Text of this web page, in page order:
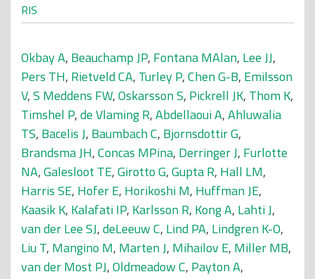
RIS
Okbay A, Beauchamp JP, Fontana MAlan, Lee JJ,
Pers TH, Rietveld CA, Turley P,Chen G-B, Emilsson
V,S Meddens FW,Oskarsson S, Pickrell JK, Thom K,
Timshel P,de Vlaming R,Abdellaoui A,Ahluwalia
TS, Bacelis J, Baumbach C, Bjornsdottir G,
Brandsma JH,Concas MPina, Derringer J, Furlotte
NA,Galesloot TE,Girotto G,Gupta R, Hall LM,
Harris SE, Hofer E, Horikoshi M, Huffman JE,
Kaasik K, Kalafati IP, Karlsson R, Kong A, Lahti J,
van der Lee SJ,deLeeuw C, Lind PA, Lindgren K-O,
Liu T, Mangino M, Marten J, Mihailov E, Miller MB,
van der Most PJ,Oldmeadow C, Payton A,